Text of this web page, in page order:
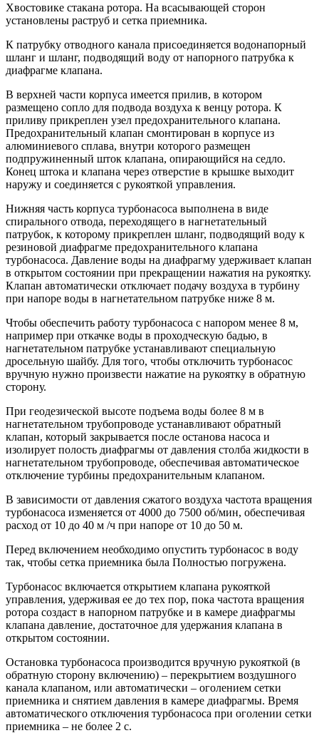
Хвостовике стакана ротора. На всасывающей сторон
установлены раструб и сетка приемника.
К патрубку отводного канала присоединяется водонапорный
шланг и шланг, подводящий воду от напорного патрубка к
диафрагме клапана.
В верхней части корпуса имеется прилив, в котором
размещено сопло для подвода воздуха к венцу ротора. К
приливу прикреплен узел предохранительного клапана.
Предохранительный клапан смонтирован в корпусе из
алюминиевого сплава, внутри которого размещен
подпружиненный шток клапана, опирающийся на седло.
Конец штока и клапана через отверстие в крышке выходит
наружу и соединяется с рукояткой управления.
Нижняя часть корпуса турбонасоса выполнена в виде
спирального отвода, переходящего в нагнетательный
патрубок, к которому прикреплен шланг, подводящий воду к
резиновой диафрагме предохранительного клапана
турбонасоса. Давление воды на диафрагму удерживает клапан
в открытом состоянии при прекращении нажатия на рукоятку.
Клапан автоматически отключает подачу воздуха в турбину
при напоре воды в нагнетательном патрубке ниже 8 м.
Чтобы обеспечить работу турбонасоса с напором менее 8 м,
например при откачке воды в проходческую бадью, в
нагнетательном патрубке устанавливают специальную
дросельную шайбу. Для того, чтобы отключить турбонасос
вручную нужно произвести нажатие на рукоятку в обратную
сторону.
При геодезической высоте подъема воды более 8 м в
нагнетательном трубопроводе устанавливают обратный
клапан, который закрывается после останова насоса и
изолирует полость диафрагмы от давления столба жидкости в
нагнетательном трубопроводе, обеспечивая автоматическое
отключение турбины предохранительным клапаном.
В зависимости от давления сжатого воздуха частота вращения
турбонасоса изменяется от 4000 до 7500 об/мин, обеспечивая
расход от 10 до 40 м /ч при напоре от 10 до 50 м.
Перед включением необходимо опустить турбонасос в воду
так, чтобы сетка приемника была Полностью погружена.
Турбонасос включается открытием клапана рукояткой
управления, удерживая ее до тех пор, пока частота вращения
ротора создаст в напорном патрубке и в камере диафрагмы
клапана давление, достаточное для удержания клапана в
открытом состоянии.
Остановка турбонасоса производится вручную рукояткой (в
обратную сторону включению) – перекрытием воздушного
канала клапаном, или автоматически – оголением сетки
приемника и снятием давления в камере диафрагмы. Время
автоматического отключения турбонасоса при оголении сетки
приемника – не более 2 с.